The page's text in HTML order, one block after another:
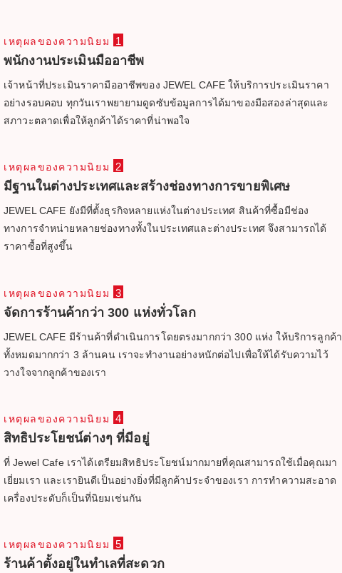
เหตุผลของความนิยม 1
พนักงานประเมินมืออาชีพ
เจ้าหน้าที่ประเมินราคามืออาชีพของ JEWEL CAFE ให้บริการประเมินราคา
อย่างรอบคอบ ทุกวันเราพยายามดูดซับข้อมูลการได้มาของมือสองล่าสุดและ
สภาวะตลาดเพื่อให้ลูกค้าได้ราคาที่น่าพอใจ
เหตุผลของความนิยม 2
มีฐานในต่างประเทศและสร้างช่องทางการขายพิเศษ
JEWEL CAFE ยังมีที่ตั้งธุรกิจหลายแห่งในต่างประเทศ สินค้าที่ซื้อมีช่อง
ทางการจำหน่ายหลายช่องทางทั้งในประเทศและต่างประเทศ จึงสามารถได้
ราคาซื้อที่สูงขึ้น
เหตุผลของความนิยม 3
จัดการร้านค้ากว่า 300 แห่งทั่วโลก
JEWEL CAFE มีร้านค้าที่ดำเนินการโดยตรงมากกว่า 300 แห่ง ให้บริการลูกค้า
ทั้งหมดมากกว่า 3 ล้านคน เราจะทำงานอย่างหนักต่อไปเพื่อให้ได้รับความไว้
วางใจจากลูกค้าของเรา
เหตุผลของความนิยม 4
สิทธิประโยชน์ต่างๆ ที่มีอยู่
ที่ Jewel Cafe เราได้เตรียมสิทธิประโยชน์มากมายที่คุณสามารถใช้เมื่อคุณมา
เยี่ยมเรา และเรายินดีเป็นอย่างยิ่งที่มีลูกค้าประจำของเรา การทำความสะอาด
เครื่องประดับก็เป็นที่นิยมเช่นกัน
เหตุผลของความนิยม 5
ร้านค้าตั้งอยู่ในทำเลที่สะดวก